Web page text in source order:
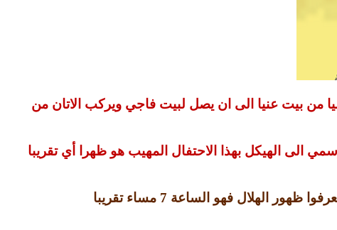
من بيت عنيا الى ان يصل لبيت فاجي ويركب الاتان من
الى الهيكل بهذا الاحتفال المهيب هو ظهرا أي تقريبا
ظهور الهلال فهو الساعة 7 مساء تقريبا